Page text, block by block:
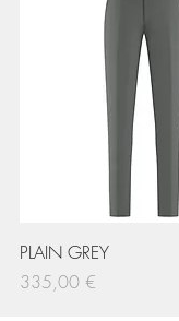
Hurtigvisning
PLAIN GREY
Pris
335,00 €